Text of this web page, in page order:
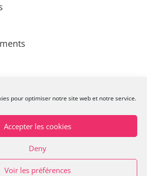
pour optimiser notre site web et notre service.
Accepter les cookies
Deny
Voir les préférences
de cookies (UE)
de confidentialité